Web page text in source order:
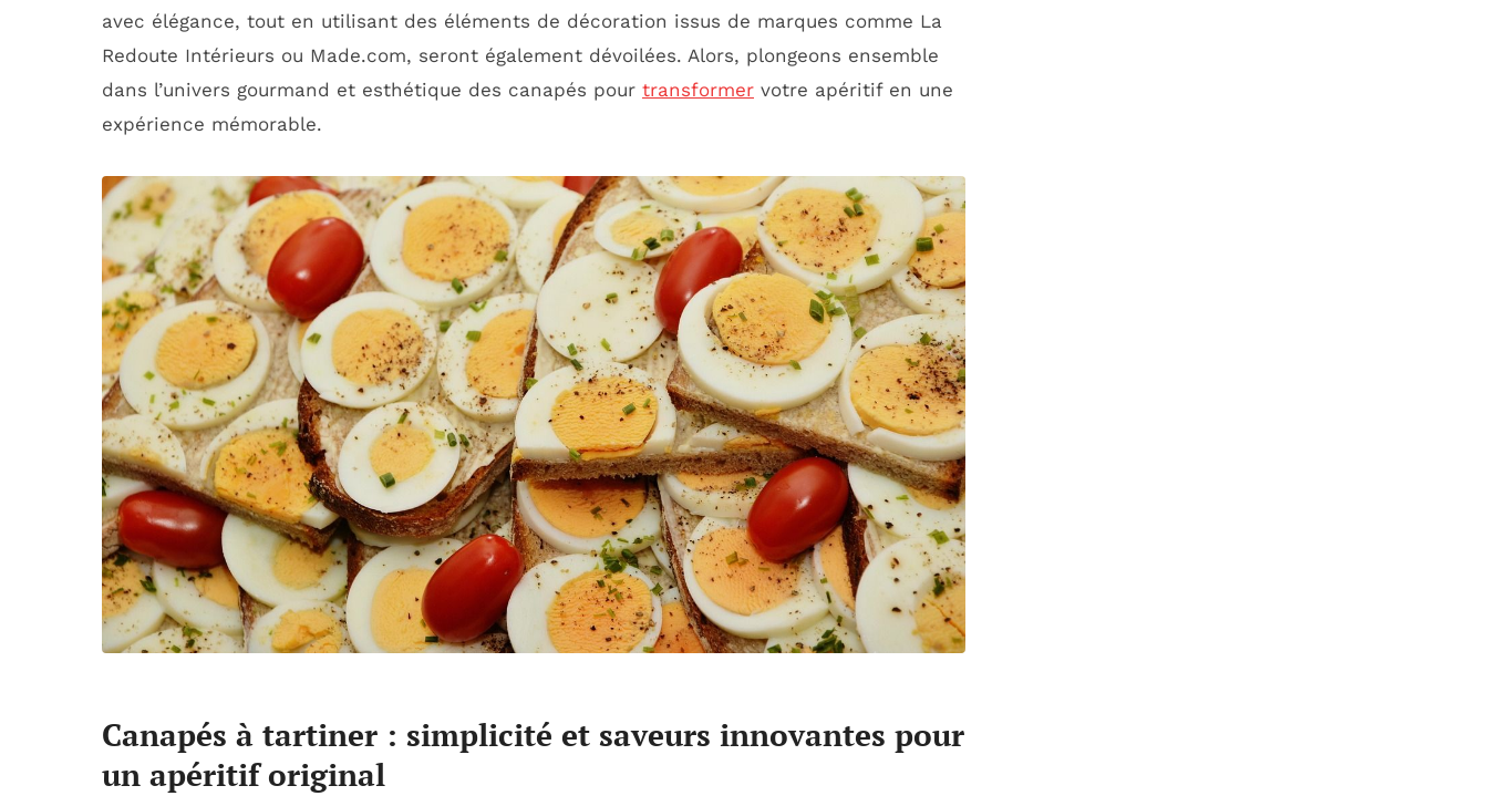
avec élégance, tout en utilisant des éléments de décoration issus de marques comme La
Redoute Intérieurs ou Made.com, seront également dévoilées. Alors, plongeons ensemble
dans l’univers gourmand et esthétique des canapés pour transformer votre apéritif en une
expérience mémorable.
Canapés à tartiner : simplicité et saveurs innovantes pour
un apéritif original